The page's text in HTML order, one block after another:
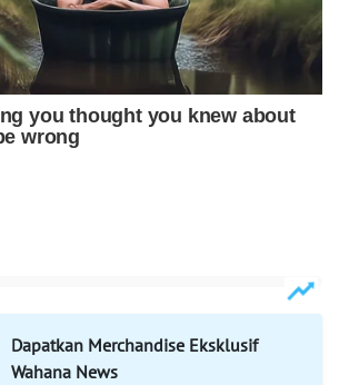
Dapatkan Merchandise Eksklusif
Wahana News